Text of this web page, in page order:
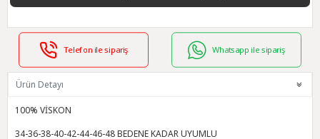
Telefon ile sipariş Whatsapp ile sipariş
Ürün Detayı
100% VİSKON
34-36-38-40-42-44-46-48 BEDENE KADAR UYUMLU